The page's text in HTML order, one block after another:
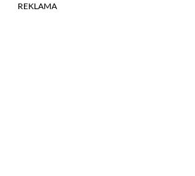
REKLAMA